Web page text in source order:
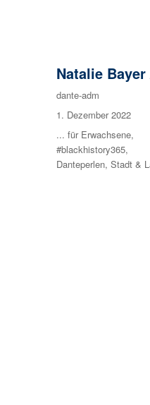
Natalie
Autor
dante-adm
Veröffentlicht
am
1. Dezember 2022
Kategorien
... für Erwachsene,
#blackhistory365,
Danteperlen,Stadt &